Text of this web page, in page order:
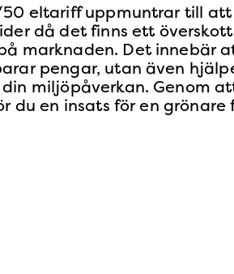
eltariff uppmuntrar till att
då det finns ett
marknaden. Det innebär
pengar, utan även
din miljöpåverkan. Genom
du en insats för en grönare